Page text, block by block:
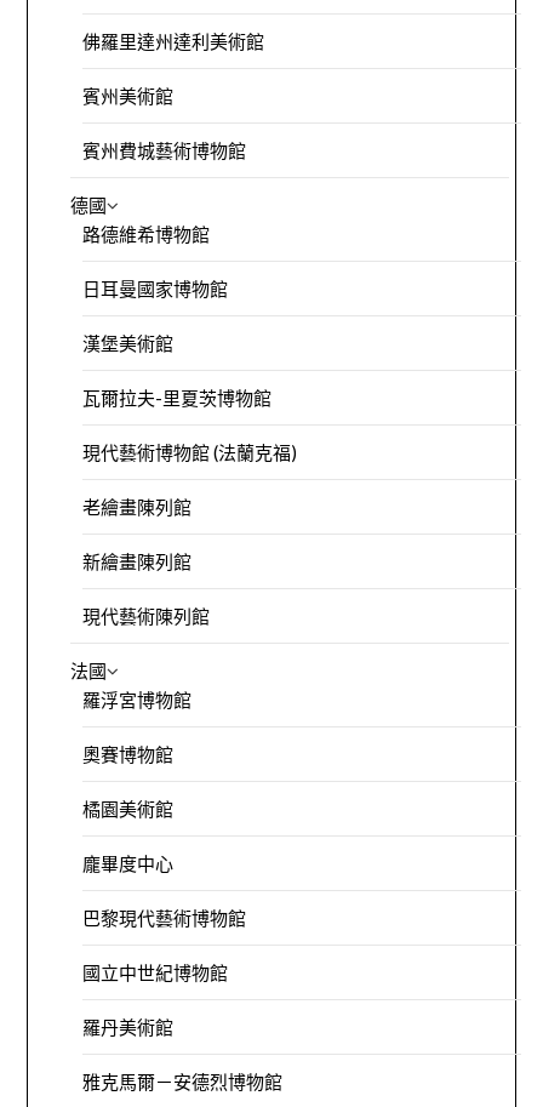
佛羅里達州達利美術館
賓州美術館
賓州費城藝術博物館
德國
路德維希博物館
日耳曼國家博物館
漢堡美術館
瓦爾拉夫-里夏茨博物館
現代藝術博物館 (法蘭克福)
老繪畫陳列館
新繪畫陳列館
現代藝術陳列館
法國
羅浮宮博物館
奧賽博物館
橘園美術館
龐畢度中心
巴黎現代藝術博物館
國立中世紀博物館
羅丹美術館
雅克馬爾－安德烈博物館